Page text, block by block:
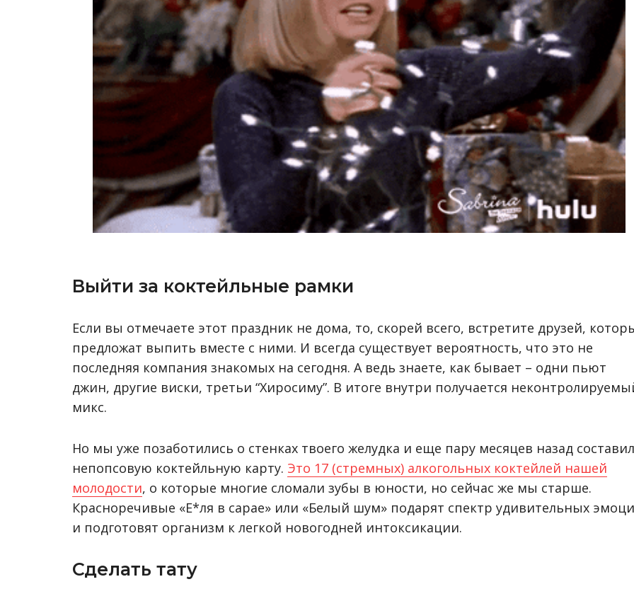
Выйти за коктейльные рамки
Если вы отмечаете этот праздник не дома, то, скорей всего, встретите друзей,
предложат выпить вместе с ними. И всегда существует вероятность, что это не
последняя компания знакомых на сегодня. А ведь знаете, как бывает – одни пьют
джин, другие виски, третьи “Хиросиму”. В итоге внутри получается
микс.
Но мы уже позаботились о стенках твоего желудка и еще пару месяцев назад
непопсовую коктейльную карту. Это 17 (стремных) алкогольных коктейлей нашей
молодости, о которые многие сломали зубы в юности, но сейчас же мы старше.
Красноречивые «Е*ля в сарае» или «Белый шум» подарят спектр удивительных
и подготовят организм к легкой новогодней интоксикации.
Сделать тату